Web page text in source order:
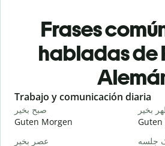
Frases
habladas de
Slide 1 of 6
Trabajo y comunicación diaria
صبح بخیر
Guten Morgen
بخیر
Guten
عصر بخیر
جلسه